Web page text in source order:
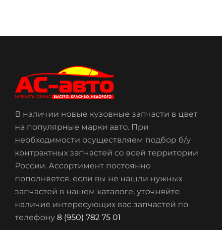
В наличии новые кузовные запчасти в цвет
на популярные марки авто. При
необходимости осуществляем подбор б/у
контрактных запчастей со всей территории
России. Ассортимент постоянно
пополняется. если вы не нашли нужных
запчастей в нашем каталоге, уточняйте
наличие интересующих вас запчастей по
телефону 8 (950) 782 75 01